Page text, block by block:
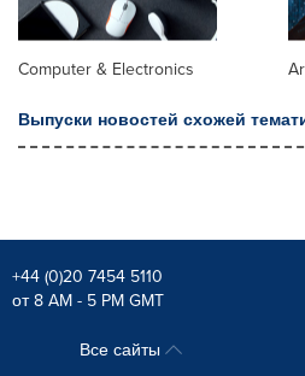
Computer & Electronics
Выпуски новостей схожей
+44 (0)20 7454 5110
от 8 AM - 5 PM GMT
Все сайты